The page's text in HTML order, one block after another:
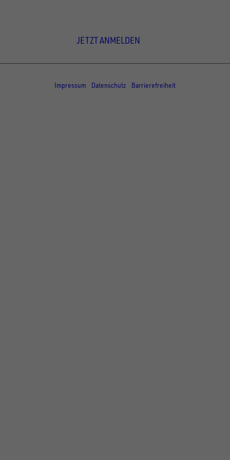
JETZT ANMELDEN
Impressum
Datenschutz Barrierefreiheit